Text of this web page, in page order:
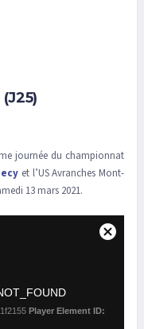
(J25)
journée du championnat
et l’US Avranches Mont-
13 mars 2021.